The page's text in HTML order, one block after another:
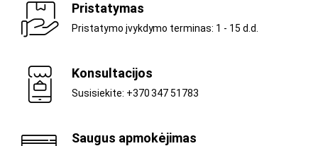
Pristatymas
Pristatymo įvykdymo terminas: 1 - 15 d.d.
Konsultacijos
Susisiekite: +370 347 51783
Saugus apmokėjimas